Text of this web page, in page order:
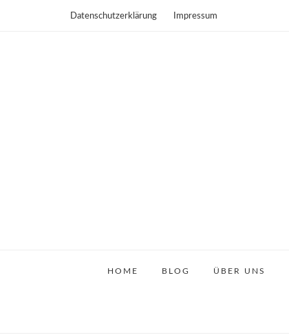
Datenschutzerklärung Impressum
HOME BLOG ÜBER UNS